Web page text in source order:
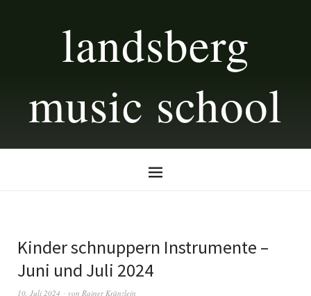
landsberg
music school
Kinder schnuppern Instrumente –
Juni und Juli 2024
10. Juli 2024 von Rainer Kränzlein